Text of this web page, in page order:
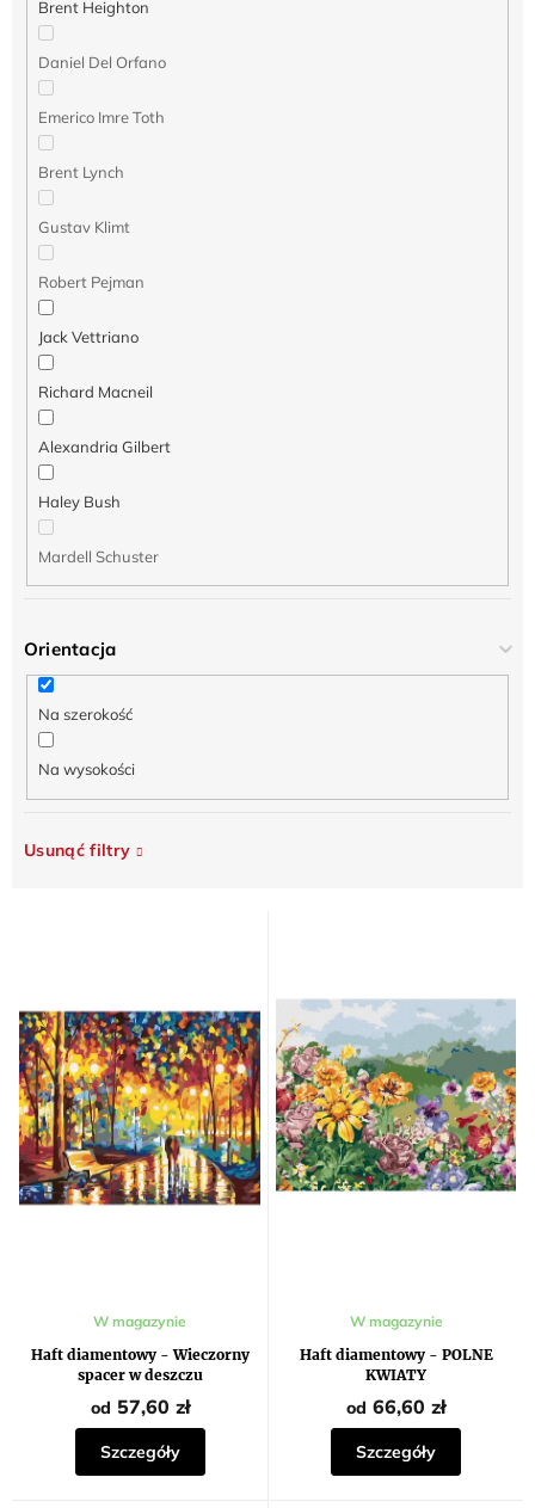
Brent Heighton
Daniel Del Orfano
Emerico Imre Toth
Brent Lynch
Gustav Klimt
Robert Pejman
Jack Vettriano
Richard Macneil
Alexandria Gilbert
Haley Bush
Mardell Schuster
Orientacja
Na szerokość
Na wysokości
Usunąć filtry
Haft diamentowy - Wieczorny
spacer w deszczu
Średnia
ocena
produktu
wynosi
5,0
na
5
gwiazdek.
W magazynie
od 57,60 zł
Szczegóły
Haft diamentowy - POLNE
KWIATY
W magazynie
od 66,60 zł
Szczegóły